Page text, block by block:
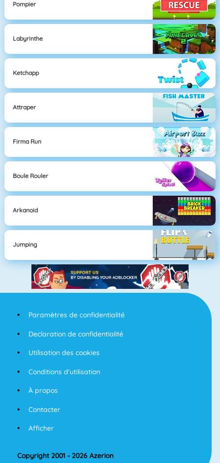
Pompier
Labyrinthe
Ketchapp
Attraper
Firma Run
Boule Rouler
Arkanoid
Jumping
Paramètres de confidentialité
Declaration de confidentialité
Utilisation des cookies
Conditions d'utilisation
À propos
Contacter
Afficher
Copyright 2001 - 2026 Azerion